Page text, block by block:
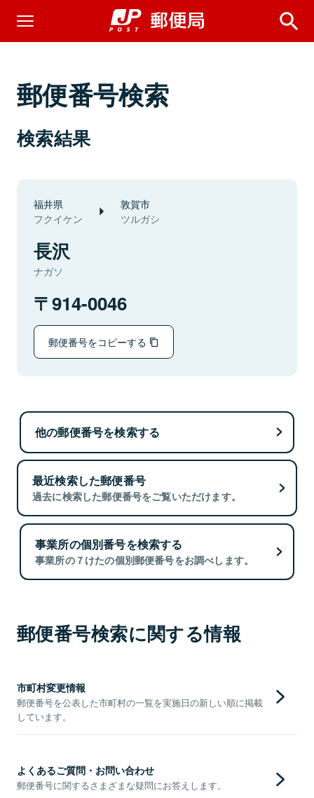
郵便番号検索
検索結果
福井県
フクイケン
敦賀市
ツルガシ
長沢
ナガソ
914-0046
郵便番号をコピーする
他の郵便番号を検索する
最近検索した郵便番号
過去に検索した郵便番号をご覧いただけます。
事業所の個別番号を検索する
事業所の７けたの個別郵便番号をお調べします。
郵便番号検索に関する情報
市町村変更情報
郵便番号を公表した市町村の一覧を実施日の新しい順に掲載
しています。
よくあるご質問・お問い合わせ
郵便番号に関するさまざまな疑問にお答えします。